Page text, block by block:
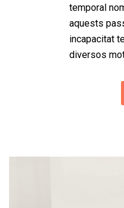
temporal
aquests
incapacitat
diversos